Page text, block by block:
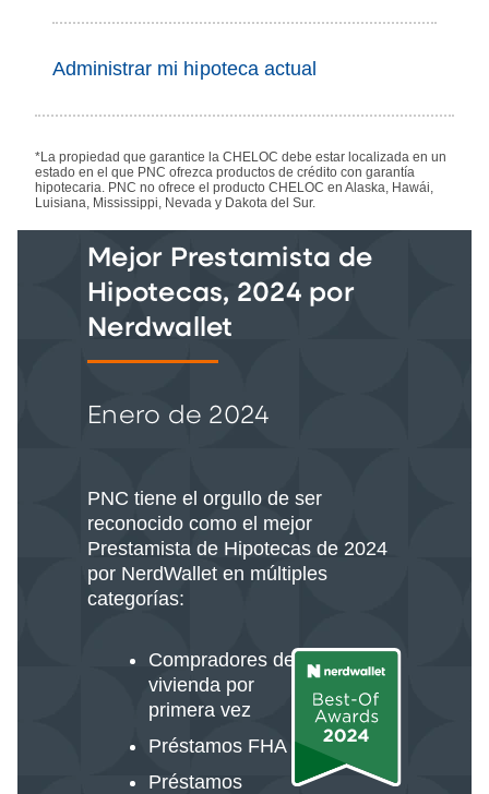
Administrar mi hipoteca actual
*La propiedad que garantice la CHELOC debe estar localizada en un
estado en el que PNC ofrezca productos de crédito con garantía
hipotecaria. PNC no ofrece el producto CHELOC en Alaska, Hawái,
Luisiana, Mississippi, Nevada y Dakota del Sur.
Mejor Prestamista de
Hipotecas, 2024 por
Nerdwallet
Enero de 2024
PNC tiene el orgullo de ser
reconocido como el mejor
Prestamista de Hipotecas de 2024
por NerdWallet en múltiples
categorías:
Compradores de
vivienda por
primera vez
Préstamos FHA
Préstamos